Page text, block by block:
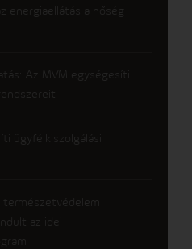
energiaellátás a hőség
Az MVM egységesíti
ügyfélkiszolgálási
az idei